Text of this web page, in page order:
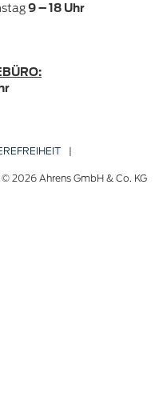
9 – 18 Uhr
|
2026 Ahrens GmbH & Co. KG